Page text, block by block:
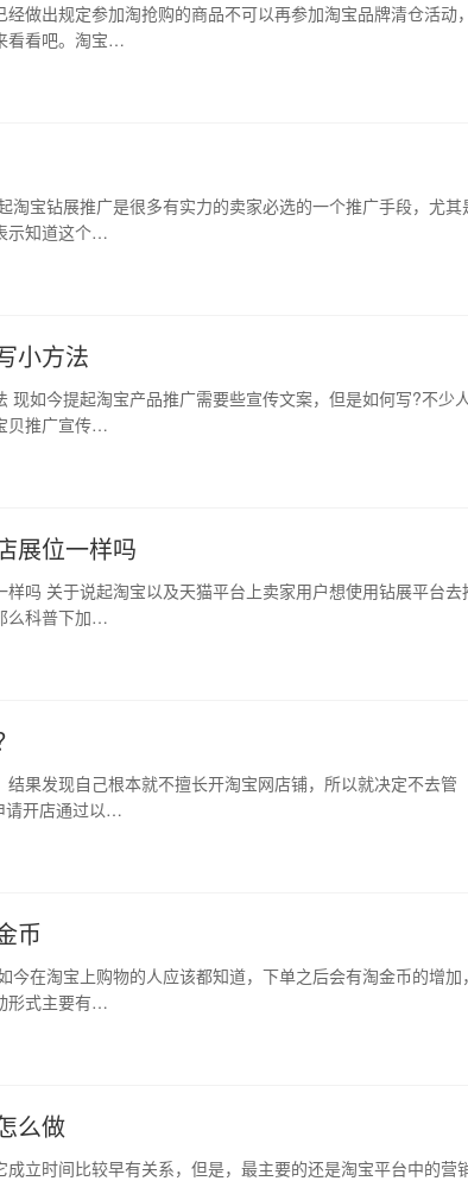
做出规定参加淘抢购的商品不可以再参加淘宝品牌清仓活动
看看吧。淘宝…
宝钻展推广是很多有实力的卖家必选的一个推广手段，尤其
示知道这个…
小方法
如今提起淘宝产品推广需要些宣传文案，但是如何写?不少
贝推广宣传…
展位一样吗
吗 关于说起淘宝以及天猫平台上卖家用户想使用钻展平台去
么科普下加…
果发现自己根本就不擅长开淘宝网店铺，所以就决定不去管
开店通过以…
币
在淘宝上购物的人应该都知道，下单之后会有淘金币的增加
形式主要有…
么做
立时间比较早有关系，但是，最主要的还是淘宝平台中的营